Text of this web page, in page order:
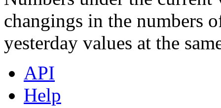
changings in the numbers
yesterday values at the
API
Help